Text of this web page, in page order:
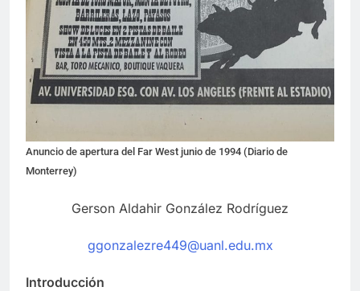
Anuncio de apertura del Far West junio de 1994 (Diario de